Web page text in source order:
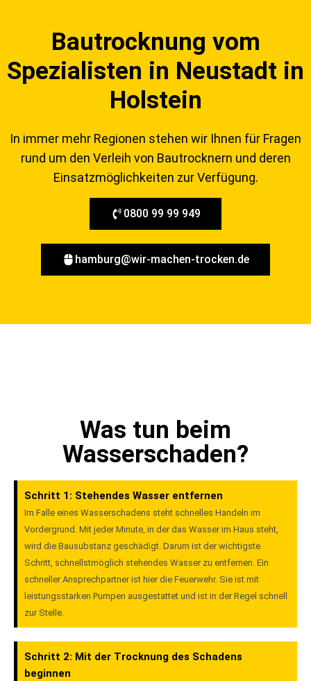
Bautrocknung vom
Spezialisten in Neustadt in
Holstein
In immer mehr Regionen stehen wir Ihnen für Fragen
rund um den Verleih von Bautrocknern und deren
Einsatzmöglichkeiten zur Verfügung.
0800 99 99 949
hamburg@wir-machen-trocken.de
Was tun beim
Wasserschaden?
Schritt 1: Stehendes Wasser entfernen
Im Falle eines Wasserschadens steht schnelles Handeln im
Vordergrund. Mit jeder Minute, in der das Wasser im Haus steht,
wird die Bausubstanz geschädigt. Darum ist der wichtigste
Schritt, schnellstmöglich stehendes Wasser zu entfernen. Ein
schneller Ansprechpartner ist hier die Feuerwehr. Sie ist mit
leistungsstarken Pumpen ausgestattet und ist in der Regel schnell
zur Stelle.
Schritt 2: Mit der Trocknung des Schadens
beginnen